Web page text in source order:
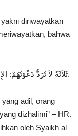
diriwayatkan
bahwa
ثَلاَثَةٌ لاَ تُرَدُّ دَعْوَتُهُمْ: الإِمَامُ العَادِلُ وَالصَّائِمُ حَتَّى يَفْطُرَ وَدَعْوَةُ المَظْلُوْمِ.
adil, orang
dizhalimi” – HR.
oleh Syaikh al